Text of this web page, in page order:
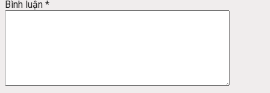
Bình luận *